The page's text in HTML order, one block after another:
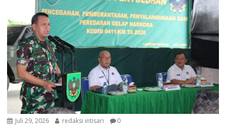
Juli 29, 2026 redaksi intisari 0